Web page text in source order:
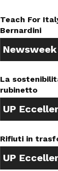
Teach For
Bernardini
Newsweek
La
rubinetto
UP
Rifiuti in
UP